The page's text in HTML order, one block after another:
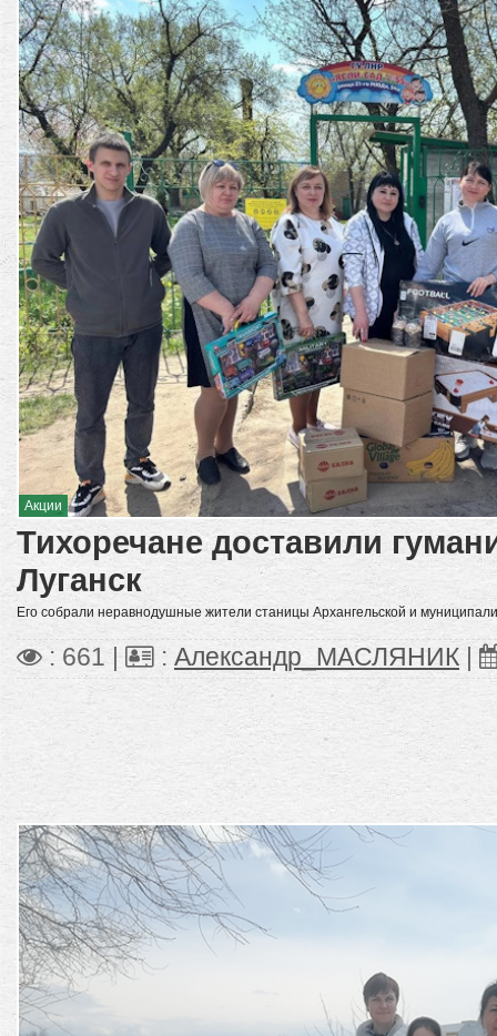
Акции
Тихоречане доставили
Луганск
Его собрали неравнодушные жители станицы Архангельской и
: 661 | : Александр_МАСЛЯНИК|